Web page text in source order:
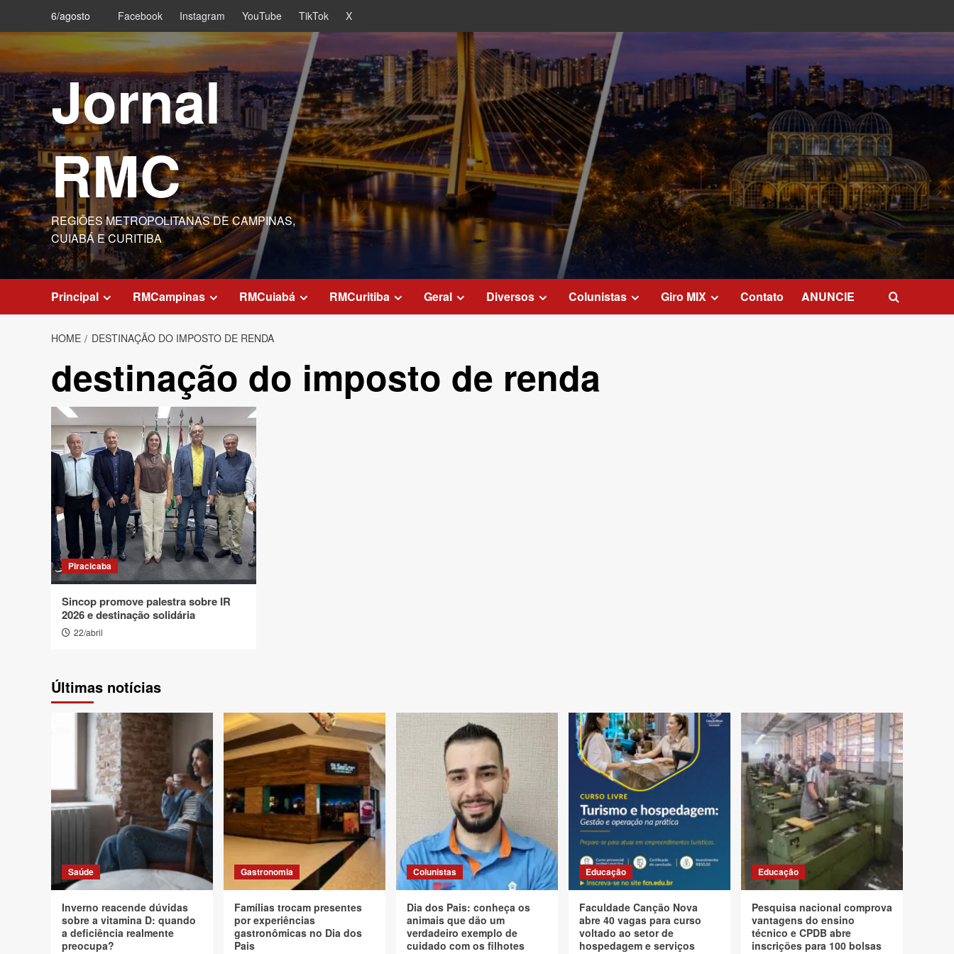
content
6/agosto Facebook Instagram YouTube TikTok X
Jornal
RMC
REGIÕES METROPOLITANAS DE CAMPINAS,
CUIABÁ E CURITIBA
Principal RMCampinas RMCuiabá RMCuritiba Geral Diversos Colunistas Giro MIX Contato ANUNCIE
HOME DESTINAÇÃO DO IMPOSTO DE RENDA
destinação do imposto de renda
Piracicaba
Sincop promove palestra sobre IR
2026 e destinação solidária
22/abril
Últimas notícias
Saúde
Inverno reacende dúvidas
sobre a vitamina D: quando
a deficiência realmente
preocupa?
Gastronomia
Famílias trocam presentes
por experiências
gastronômicas no Dia dos
Pais
Colunistas
Dia dos Pais: conheça os
animais que dão um
verdadeiro exemplo de
cuidado com os filhotes
Educação
Faculdade Canção Nova
abre 40 vagas para curso
voltado ao setor de
hospedagem e serviços
Educação
Pesquisa nacional comprova
vantagens do ensino
técnico e CPDB abre
inscrições para 100 bolsas